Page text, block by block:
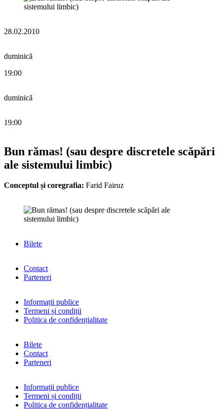
28.02.2010
duminică
19:00
duminică
19:00
Bun rămas! (sau despre discretele scăpări
ale sistemului limbic)
Conceptul și coregrafia: Farid Fairuz
Bilete
Contact
Parteneri
Informații publice
Termeni și condiții
Politica de confidențialitate
Bilete
Contact
Parteneri
Informații publice
Termeni și condiții
Politica de confidențialitate